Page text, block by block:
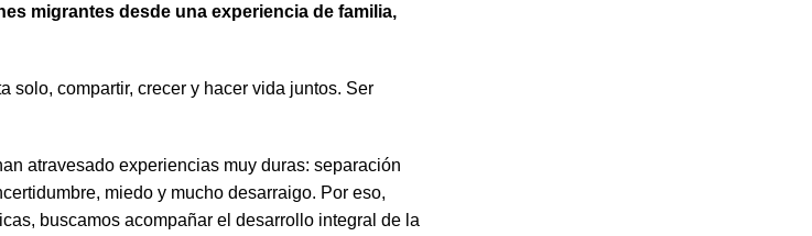
migrantes desde una experiencia de familia,
solo, compartir, crecer y hacer vida juntos. Ser
atravesado experiencias muy duras: separación
miedo y mucho desarraigo. Por eso,
buscamos acompañar el desarrollo integral de la